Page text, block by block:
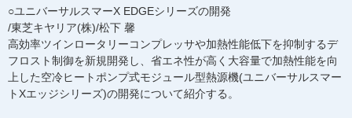
○ユニバーサルスマーX EDGEシリーズの開発
/東芝キヤリア(株)/松下 馨
高効率ツインロータリーコンプレッサや加熱性能低下を抑制するデ
フロスト制御を新規開発し、省エネ性が高く大容量で加熱性能を向
上した空冷ヒートポンプ式モジュール型熱源機(ユニバーサルスマー
トXエッジシリーズ)の開発について紹介する。